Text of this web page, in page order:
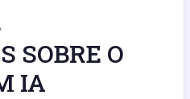
SOBRE O
IA